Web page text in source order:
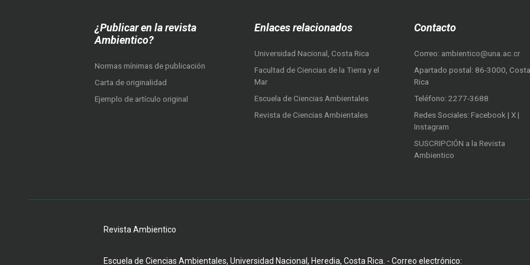
¿Publicar en la revista
Ambientico?
Normas mínimas de publicación
Carta de originalidad
Ejemplo de artículo original
Enlaces relacionados
Universidad Nacional, Costa Rica
Facultad de Ciencias de la Tierra y el
Mar
Escuela de Ciencias Ambientales
Revista de Ciencias Ambientales
Contacto
Correo: ambientico@una.ac.cr
Apartado postal: 86-3000, Costa
Rica
Teléfono: 2277-3688
Redes Sociales: Facebook | X |
Instagram
SUSCRIPCIÓN a la Revista
Ambientico
Revista Ambientico
Escuela de Ciencias Ambientales, Universidad Nacional, Heredia, Costa Rica. - Correo electrónico: